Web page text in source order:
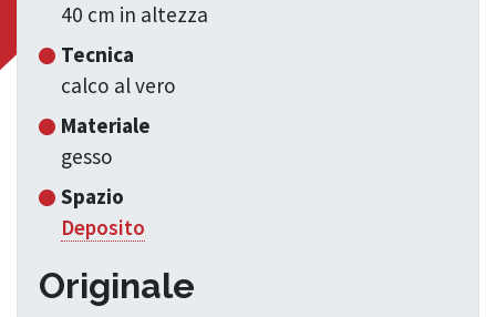
40 cm in altezza
Tecnica
calco al vero
Materiale
gesso
Spazio
Deposito
Originale